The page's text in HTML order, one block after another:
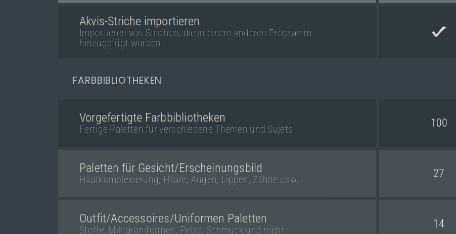
Akvis-Striche importieren
Importieren von Strichen, die in einem anderen Programm
hinzugefügt wurden
FARBBIBLIOTHEKEN
Vorgefertigte Farbbibliotheken
Fertige Paletten für verschiedene Themen und Sujets 100
Paletten für Gesicht/Erscheinungsbild
Hautkomplexierung, Haare, Augen, Lippen, Zähne usw. 27
Outfit/Accessoires/Uniformen Paletten
Stoffe, Militäruniformen, Pelze, Schmuck und mehr 14